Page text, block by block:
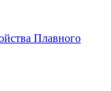
Плавного